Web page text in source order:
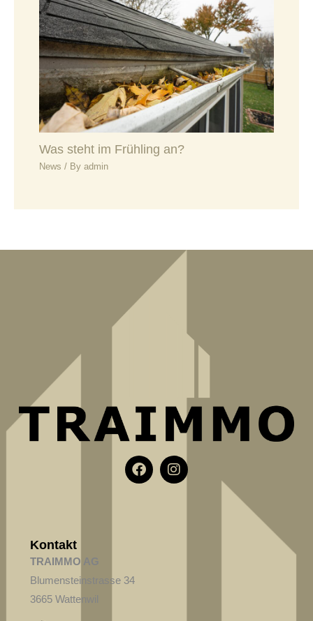
Was steht im Frühling an?
News / Byadmin
a
c
n
s
Kontakt
TRAIMMO AG
Blumensteinstrasse 34
3665 Wattenwil